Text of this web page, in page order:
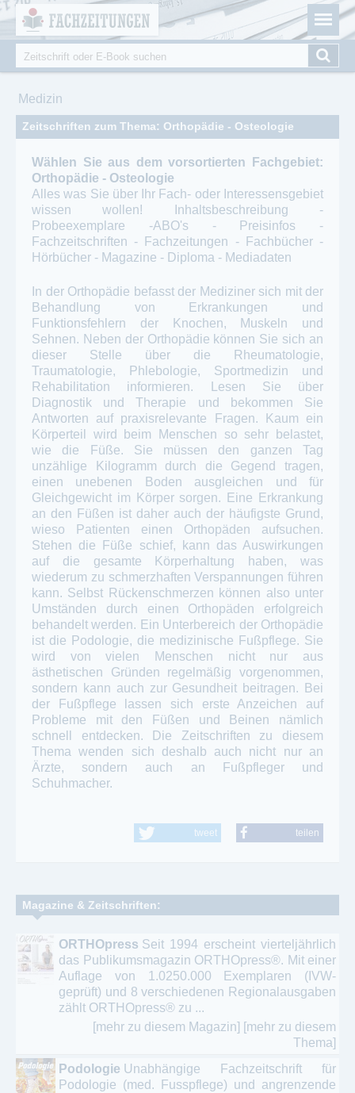
Fachzeitungen.de - Das unabhängige Portal für
Fachmagazine Fachpublikationen & eBooks
Suchformular
Suche
Medizin
Zeitschriften zum Thema: Orthopädie - Osteologie
Wählen Sie aus dem vorsortierten Fachgebiet:
Orthopädie - Osteologie
Alles was Sie über Ihr Fach- oder Interessensgebiet
wissen wollen! Inhaltsbeschreibung -
Probeexemplare -ABO's - Preisinfos -
Fachzeitschriften - Fachzeitungen - Fachbücher -
Hörbücher - Magazine - Diploma - Mediadaten
In der Orthopädie befasst der Mediziner sich mit der
Behandlung von Erkrankungen und
Funktionsfehlern der Knochen, Muskeln und
Sehnen. Neben der Orthopädie können Sie sich an
dieser Stelle über die Rheumatologie,
Traumatologie, Phlebologie, Sportmedizin und
Rehabilitation informieren. Lesen Sie über
Diagnostik und Therapie und bekommen Sie
Antworten auf praxisrelevante Fragen. Kaum ein
Körperteil wird beim Menschen so sehr belastet,
wie die Füße. Sie müssen den ganzen Tag
unzählige Kilogramm durch die Gegend tragen,
einen unebenen Boden ausgleichen und für
Gleichgewicht im Körper sorgen. Eine Erkrankung
an den Füßen ist daher auch der häufigste Grund,
wieso Patienten einen Orthopäden aufsuchen.
Stehen die Füße schief, kann das Auswirkungen
auf die gesamte Körperhaltung haben, was
wiederum zu schmerzhaften Verspannungen führen
kann. Selbst Rückenschmerzen können also unter
Umständen durch einen Orthopäden erfolgreich
behandelt werden. Ein Unterbereich der Orthopädie
ist die Podologie, die medizinische Fußpflege. Sie
wird von vielen Menschen nicht nur aus
ästhetischen Gründen regelmäßig vorgenommen,
sondern kann auch zur Gesundheit beitragen. Bei
der Fußpflege lassen sich erste Anzeichen auf
Probleme mit den Füßen und Beinen nämlich
schnell entdecken. Die Zeitschriften zu diesem
Thema wenden sich deshalb auch nicht nur an
Ärzte, sondern auch an Fußpfleger und
Schuhmacher.
tweet teilen
Magazine & Zeitschriften:
ORTHOpress Seit 1994 erscheint vierteljährlich
das Publikumsmagazin ORTHOpress®. Mit einer
Auflage von 1.0250.000 Exemplaren (IVW-
geprüft) und 8 verschiedenen Regionalausgaben
zählt ORTHOpress® zu ...
[mehr zu diesem Magazin] [mehr zu diesem
Thema]
Podologie Unabhängige Fachzeitschrift für
Podologie (med. Fusspflege) und angrenzende
Cookie-Einstellungen